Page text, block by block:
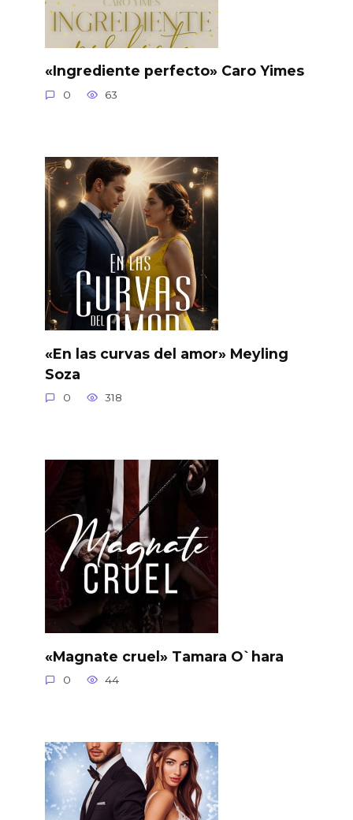
«Ingrediente perfecto» Caro Yimes
0 63
«En las curvas del amor» Meyling
Soza
0 318
«Magnate cruel» Tamara O`hara
0 44